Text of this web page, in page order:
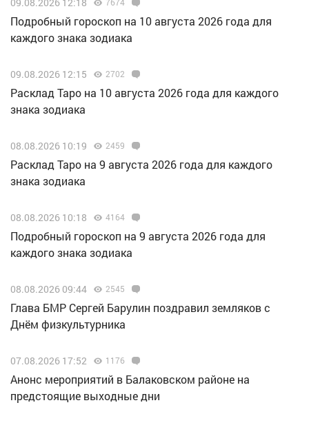
09.08.2026 12:18
Подробный гороскоп на 10 августа 2026 года для
каждого знака зодиака
09.08.2026 12:15 2702
Расклад Таро на 10 августа 2026 года для каждого
знака зодиака
08.08.2026 10:19 2459
Расклад Таро на 9 августа 2026 года для каждого
знака зодиака
08.08.2026 10:18 4164
Подробный гороскоп на 9 августа 2026 года для
каждого знака зодиака
08.08.2026 09:44 2545
Глава БМР Сергей Барулин поздравил земляков с
Днём физкультурника
07.08.2026 17:52 1176
Анонс мероприятий в Балаковском районе на
предстоящие выходные дни